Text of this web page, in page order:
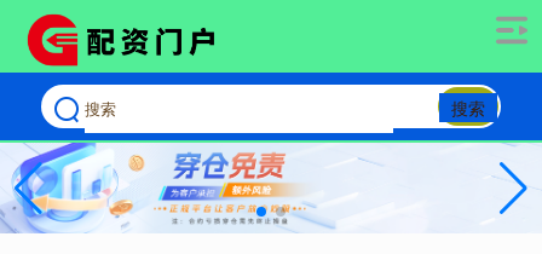
搜索